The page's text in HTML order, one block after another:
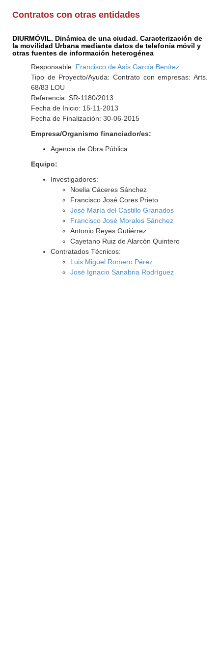
Contratos con otras entidades
DIURMÓVIL. Dinámica de una ciudad. Caracterización de
la movilidad Urbana mediante datos de telefonía móvil y
otras fuentes de información heterogénea
Responsable: Francisco de Asís García Benítez
Tipo de Proyecto/Ayuda: Contrato con empresas: Arts.
68/83 LOU
Referencia: SR-1180/2013
Fecha de Inicio: 15-11-2013
Fecha de Finalización: 30-06-2015
Empresa/Organismo financiador/es:
Agencia de Obra Pública
Equipo:
Investigadores:
Noelia Cáceres Sánchez
Francisco José Cores Prieto
José María del Castillo Granados
Francisco José Morales Sánchez
Antonio Reyes Gutiérrez
Cayetano Ruiz de Alarcón Quintero
Contratados Técnicos:
Luis Miguel Romero Pérez
José Ignacio Sanabria Rodríguez